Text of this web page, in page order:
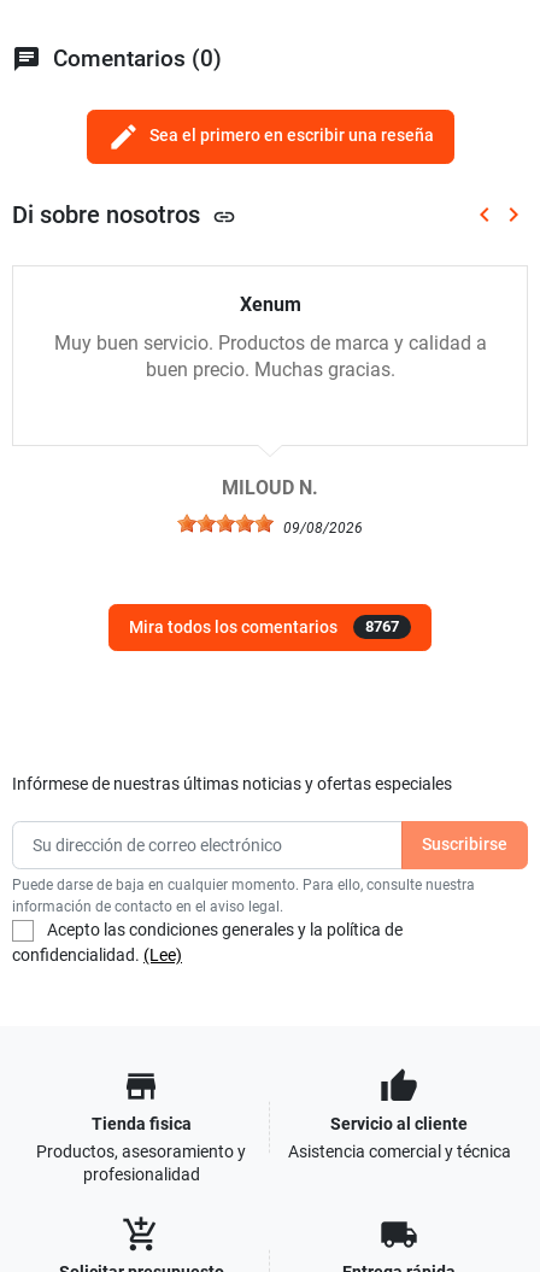
chat Comentarios (0)
edit Sea el primero en escribir una reseña
Di sobre nosotros link keyboard_arrow_left keyboard_arrow_right
Xenum
Muy buen servicio. Productos de marca y calidad a
buen precio. Muchas gracias.
MILOUD N.
09/08/2026
Mira todos los comentarios 8767
Infórmese de nuestras últimas noticias y ofertas especiales
Puede darse de baja en cualquier momento. Para ello, consulte nuestra
información de contacto en el aviso legal.
Acepto las condiciones generales y la política de
confidencialidad. (Lee)
store
Tienda fisica
Productos, asesoramiento y
profesionalidad
thumb_up
Servicio al cliente
Asistencia comercial y técnica
add_shopping_cart local_shipping